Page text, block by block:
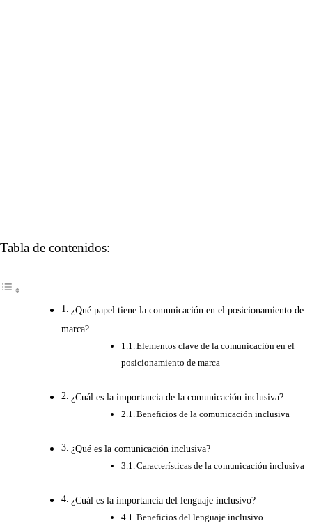
Tabla de contenidos:
¿Qué papel tiene la comunicación en el posicionamiento de
marca?
Elementos clave de la comunicación en el
posicionamiento de marca
¿Cuál es la importancia de la comunicación inclusiva?
Beneficios de la comunicación inclusiva
¿Qué es la comunicación inclusiva?
Características de la comunicación inclusiva
¿Cuál es la importancia del lenguaje inclusivo?
Beneficios del lenguaje inclusivo